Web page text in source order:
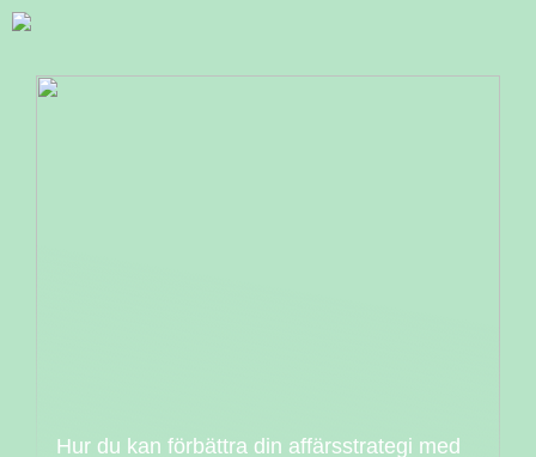
Hur du kan förbättra din affärsstrategi med